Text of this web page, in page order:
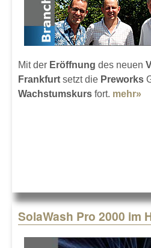
Mit der Eröffnung des neuen
Frankfurt setzt die Preworks
Wachstumskurs fort. mehr»
SolaWash Pro 2000 im